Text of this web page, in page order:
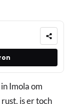
Imola om
is er toch